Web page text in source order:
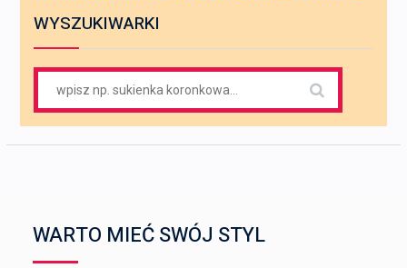
WYSZUKIWARKI
for:
WARTO MIEĆ SWÓJ STYL